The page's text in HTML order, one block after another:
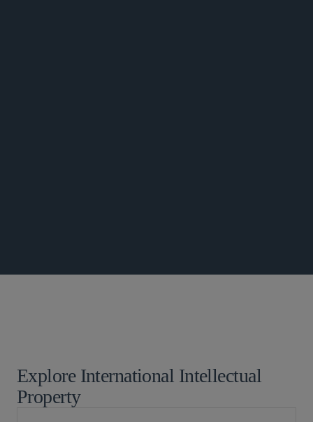
Explore International Intellectual
Property